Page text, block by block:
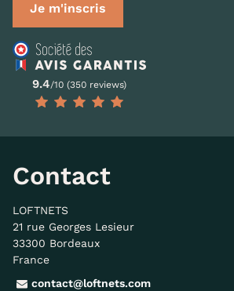
Je m'inscris
9.4/10 (350 reviews)
Contact
LOFTNETS
21 rue Georges Lesieur
33300 Bordeaux
France
contact@loftnets.com